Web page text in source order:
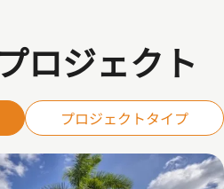
ロジェクト
プロジェクトタイプ